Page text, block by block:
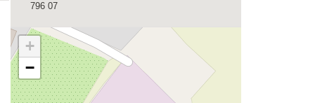
796 07
+
−